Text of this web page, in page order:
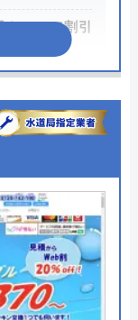
！」で割引
ード、コンビ
決済
の法人契約多